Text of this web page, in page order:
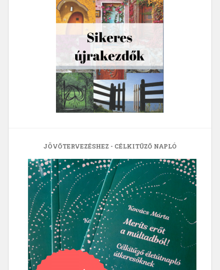
JÖVŐTERVEZÉSHEZ - CÉLKITŰZŐ NAPLÓ